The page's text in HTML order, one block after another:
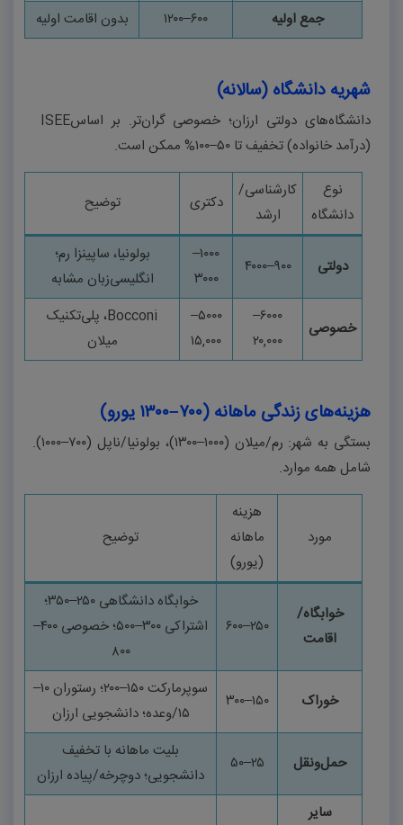
جمع اولیه ۶۰۰–۱۲۰۰ بدون اقامت اولیه
شهریه دانشگاه (سالانه)
دانشگاه‌های دولتی ارزان؛ خصوصی گران‌تر. بر اساسISEE
(درآمد خانواده) تخفیف تا ۵۰–۱۰۰% ممکن است.
نوع
دانشگاه
کارشناسی/
ارشد
دکتری توضیح
دولتی ۹۰۰–۴۰۰۰
۱۰۰۰–
۳۰۰۰
بولونیا، ساپینزا رم؛
انگلیسی‌زبان مشابه
خصوصی
۶۰۰۰–
۲۰,۰۰۰
۵۰۰۰–
۱۵,۰۰۰
Bocconi، پلی‌تکنیک
میلان
هزینه‌های زندگی ماهانه (۷۰۰–۱۳۰۰ یورو)
بستگی به شهر: رم/میلان (۱۰۰۰–۱۳۰۰) ، بولونیا/ناپل (۷۰۰–۱۰۰۰).
شامل همه موارد.
مورد
هزینه
ماهانه
(یورو)
توضیح
خوابگاه/
اقامت
۲۵۰–۶۰۰
خوابگاه دانشگاهی۲۵۰–۳۵۰
؛
اشتراکی ۳۰۰–۵۰۰ ؛ خصوصی
۴۰۰–
۸۰۰
خوراک ۱۵۰–۳۰۰
سوپرمارکت۱۵۰–۲۰۰ ؛ رستوران ۱۰–
۱۵/ وعده؛ دانشجویی ارزان
حمل‌ونقل ۲۵–۵۰
بلیت ماهانه با تخفیف
دانشجویی؛ دوچرخه/پیاده ارزان
سایر